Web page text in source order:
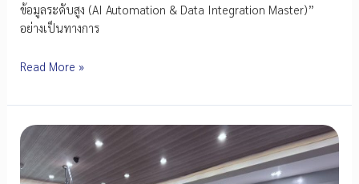
ข้อมูลระดับสูง (AI Automation & Data Integration Master)”
อย่างเป็นทางการ
EEI
แกร่ง
รุ่น
ใหม่
ด้วย
Read More »